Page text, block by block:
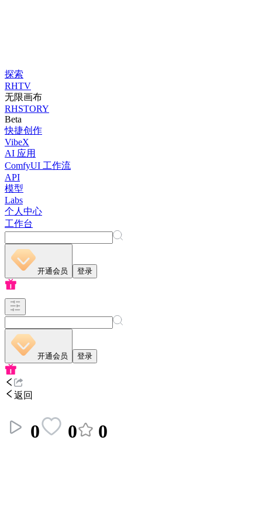
探索
RHTV
无限画布
RHSTORY
Beta
快捷创作
VibeX
AI 应用
ComfyUI 工作流
API
模型
Labs
个人中心
工作台
开通会员 登录
开通会员 登录
返回
0 0 0